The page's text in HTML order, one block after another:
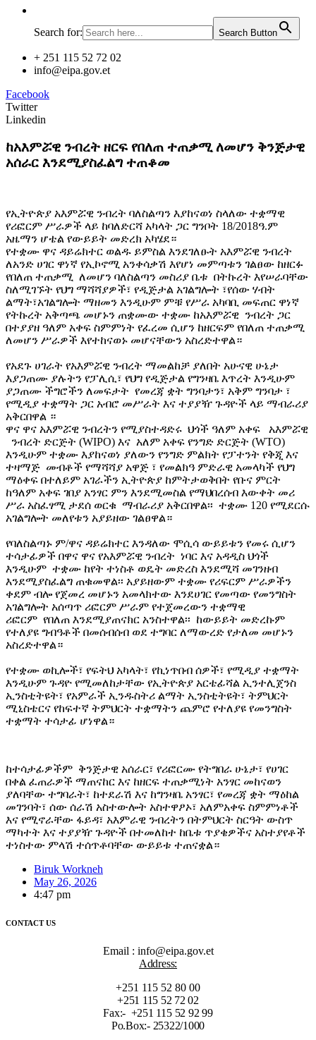
Search for: Search Button
+ 251 115 52 72 02
info@eipa.gov.et
Facebook
Twitter
Linkedin
ከአእምሯዊ ንብረት ዘርፍ የበለጠ ተጠቃሚ ለመሆን ቅንጅታዊ
አሰራር እንደሚያስፈልግ ተጠቆመ
የኢትዮጵያ አእምሯዊ ንብረት ባለስልጣን እያከናወነ ስላለው ተቋማዊ
የሪፎርም ሥራዎች ላይ ከባለድርሻ አካላት ጋር ግንቦት 18/2018ዓ.ም
አዜማን ሆቴል የውይይት መድረክ አካሄደ።
የተቋሙ ዋና ዳይሬክተር ወልዱ ይምስል እንደገለፁት አእምሯዊ ንብረት
ለአንድ ሀገር ዋነኛ የኢኮኖሚ አንቀሳቃሽ እየሆነ መምጣቱን ገልፀው ከዘርፉ
የበለጠ ተጠቃሚ ለመሆን ባለስልጣን መስሪያ ቤቱ በትኩረት እየሠራባቸው
ስለሚገኙት የህግ ማሻሻያዎች፣ የዲጅታል አገልግሎት ፣የሰው ሃብት
ልማት፣አገልግሎት ማዘመን እንዲሁም ምቹ የሥራ አካባቢ መፍጠር ዋነኛ
የትኩረት አቅጣጫ መሆኑን ጠቋሙው ተቋሙ ከአእምሯዊ ንብረት ጋር
በተያያዘ ዓለም አቀፍ ስምምነት የፈረመ ሲሆን ከዘርፍም የበለጠ ተጠቃሚ
ለመሆን ሥራዎች እየተከናወኑ መሆናቸውን አስረድተዋል።
የአደጉ ሀገራት የአእምሯዊ ንብረት ማመልከቻ ያለበት አሁናዊ ሁኔታ
እያጋጠሙ ያሉትን የፓሊሲ፣ የህግ የዲጅታል የግንዛቤ እጥረት እንዲሁም
ያጋጠሙ ችግሮችን ለመፍታት የመረጃ ቋት ግንባታን፣ አቅም ግንባታ ፣
የሚዲያ ተቋማት ጋር አብሮ መሥራት እና ተያያዥ ጉዳዮች ላይ ማብራሪያ
አቅርበዋል ።
ዋና ዋና አእምሯዊ ንብረትን የሚያስተዳድሩ ህጎች ዓለም አቀፍ አእምሯዊ
ንብረት ድርጅት (WIPO) እና አለም አቀፍ የንግድ ድርጅት (WTO)
እንዲሁም ተቋሙ እያከናወነ ያለውን የንግድ ምልክት የፓተንት የቅጂ እና
ተዛማጅ መብቶች የማሻሻያ አዋጅ ፣ የመልክዓ ምድራዊ አመላካች የህግ
ማዕቀፍ በተለይም አገራችን ኢትዮጵያ ከምትታወቅበት የቡና ምርት
ከዓለም አቀፍ ገበያ አንፃር ምን እንደሚመስል የማህበረሰብ እውቀት መሪ
ሥራ አስፈፃሚ ታደሰ ወርቁ ማብራሪያ አቅርበዋል፡፡ ተቋሙ 120 የሚደርሱ
አገልግሎት መለየቱን አያይዘው ገልፀዋል።
የባለስልጣኑ ም/ዋና ዳይሬክተር እንዳለው ሞሲሳ ውይይቱን የመሩ ሲሆን
ተሳታፊዎች በዋና ዋና የአእምሯዊ ንብረት ነባር እና አዳዲስ ህጎች
እንዲሁም ተቋሙ ከየት ተነስቶ ወዴት መድረስ እንደሚሻ መገንዘብ
እንደሚያስፈልግ ጠቁመዋል፡፡ አያይዘውም ተቋሙ የሪፍርም ሥራዎችን
ቀደም ብሎ የጀመረ መሆኑን አመላክተው እንደሀገር የመጣው የመንግስት
አገልግሎት አሰጣጥ ሪፎርም ሥራም የተጀመረውን ተቋማዊ
ሪፎርም የበለጠ እንደሚያጠናክር አንስተዋል፡፡ ከውይይት መድረኩም
የተለያዩ ግብዓቶች በመሰብሰብ ወደ ተግባር ለማውረድ የታለመ መሆኑን
አስረድተዋል።
የተቋሙ ወኪሎች፣ የፍትህ አካላት፣ የኪነጥበብ ሰዎች፣ የሚዲያ ተቋማት
እንዲሁም ጉዳዮ የሚመለከታቸው የኢትዮጵያ አርቴፊሻል ኢንተሊጀንስ
ኢንስቲትዩት፣ የአምራች ኢንዱስትሪ ልማት ኢንስቲትዩት፣ ትምህርት
ሚኒስቴርና የከፍተኛ ትምህርት ተቋማትን ጨምሮ የተለያዩ የመንግስት
ተቋማት ተሳታፊ ሆነዋል።
ከተሳታፊዎችም ቅንጅታዊ አሰራር፣ የሪፎርሙ የትግበራ ሁኔታ፣ የሀገር
በቀል ፈጠራዎች ማጠናከር እና ከዘርፍ ተጠቃሚነት አንፃር መከናወን
ያለባቸው ተግባራት፣ ከተደራሽ እና ከግንዛቤ አንፃር፣ የመረጃ ቋት ማዕከል
መገንባት፣ ሰው ሰራሽ አስተውሎት አስተዋፆኦ፣ አለምአቀፍ ስምምነቶች
እና የሚኖራቸው ፋይዳ፣ አእምራዊ ንብረትን በትምህርት ስርዓት ውስጥ
ማካተት እና ተያያዥ ጉዳዮች በተመለከተ ከቤቱ ጥያቄዎችና አስተያየቶች
ተነስተው ምላሽ ተሰጥቶባቸው ውይይቱ ተጠናቋል።
Biruk Workneh
May 26, 2026
4:47 pm
CONTACT US
Email : info@eipa.gov.et
Address:
+251 115 52 80 00
+251 115 52 72 02
Fax:- +251 115 52 92 99
Po.Box:- 25322/1000